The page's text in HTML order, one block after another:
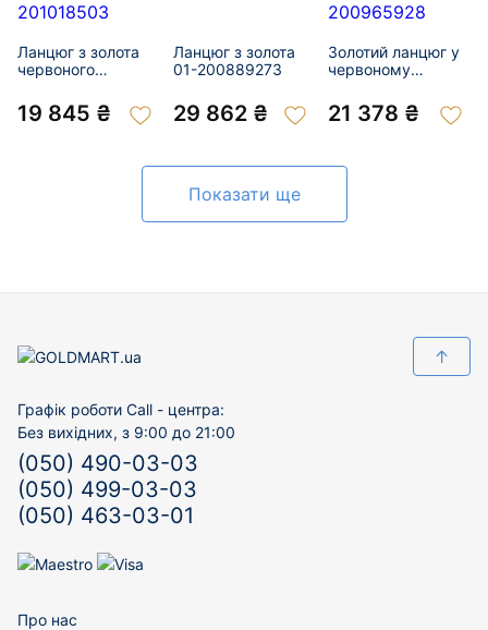
Ланцюг з золота
червоного
201018503
19 845 ₴
Ланцюг з золота
01-200889273
29 862 ₴
Золотий ланцюг у
червоному
200965928
21 378 ₴
Показати ще
↑
Графік роботи Call - центра:
Без вихідних, з 9:00 до 21:00
(050) 490-03-03
(050) 499-03-03
(050) 463-03-01
Про нас